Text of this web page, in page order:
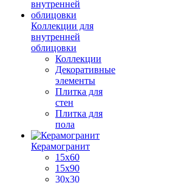
Коллекции для
внутренней
облицовки
Коллекции
Декоративные
элементы
Плитка для
стен
Плитка для
пола
Керамогранит
15х60
15x90
30х30